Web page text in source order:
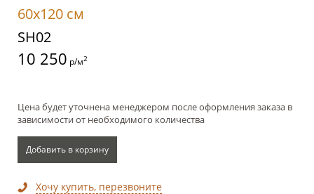
60x120 см
SH02
10 250 р/м2
Цена будет уточнена менеджером после оформления заказа в
зависимости от необходимого количества
Добавить в корзину
Хочу купить, перезвоните